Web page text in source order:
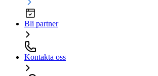
Bli partner
Kontakta oss